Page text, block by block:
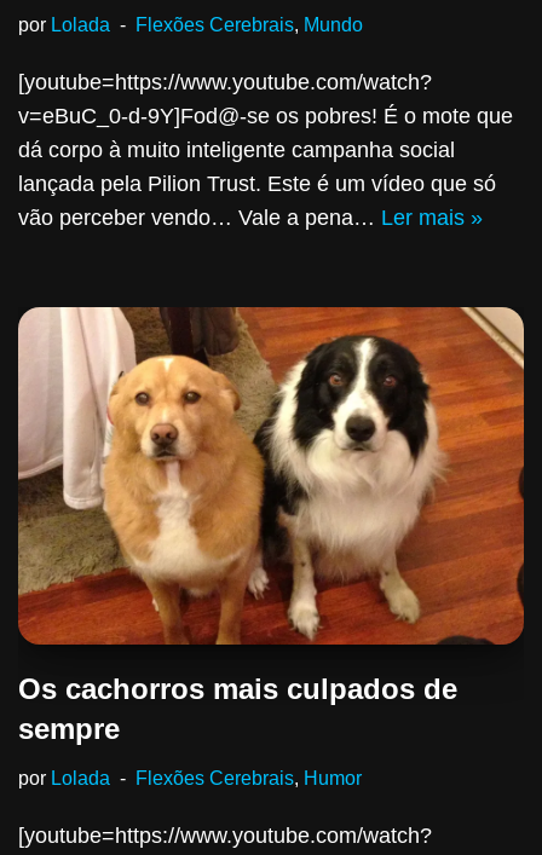
por Lolada Flexões Cerebrais, Mundo
[youtube=https://www.youtube.com/watch?
v=eBuC_0-d-9Y]Fod@-se os pobres! É o mote que
dá corpo à muito inteligente campanha social
lançada pela Pilion Trust. Este é um vídeo que só
vão perceber vendo… Vale a pena… Ler mais »
Os cachorros mais culpados de
sempre
por Lolada Flexões Cerebrais, Humor
[youtube=https://www.youtube.com/watch?